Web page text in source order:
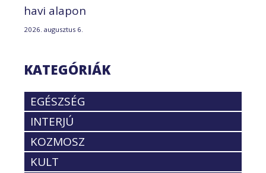
havi alapon
2026. augusztus 6.
KATEGÓRIÁK
EGÉSZSÉG
INTERJÚ
KOZMOSZ
KULT